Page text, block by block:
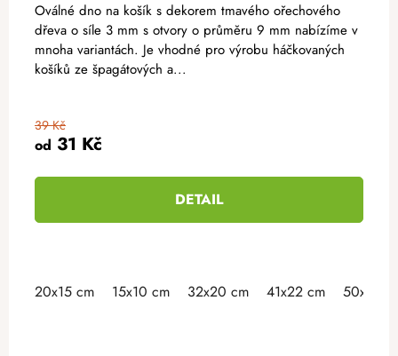
od 31 Kč
39 Kč
DETAIL
Oválné dno na košík s dekorem tmavého ořechového
dřeva o síle 3 mm s otvory o průměru 9 mm nabízíme v
mnoha variantách. Je vhodné pro výrobu háčkovaných
košíků ze špagátových a...
20x15 cm 15x10 cm 32x20 cm 41x22 cm 50x30